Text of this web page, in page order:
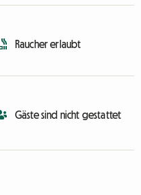
Raucher erlaubt
Gäste sind nicht gestattet